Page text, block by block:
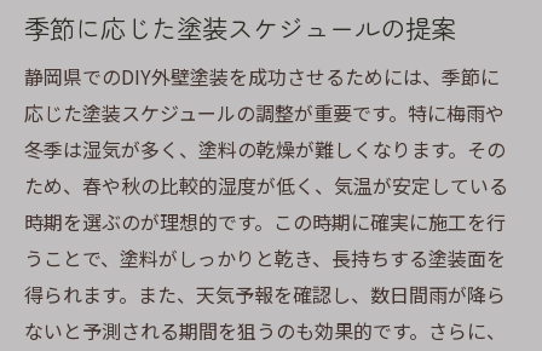
季節に応じた塗装スケジュールの提案
静岡県でのDIY外壁塗装を成功させるためには、季節に
応じた塗装スケジュールの調整が重要です。特に梅雨や
冬季は湿気が多く、塗料の乾燥が難しくなります。その
ため、春や秋の比較的湿度が低く、気温が安定している
時期を選ぶのが理想的です。この時期に確実に施工を行
うことで、塗料がしっかりと乾き、長持ちする塗装面を
得られます。また、天気予報を確認し、数日間雨が降ら
ないと予測される期間を狙うのも効果的です。さらに、